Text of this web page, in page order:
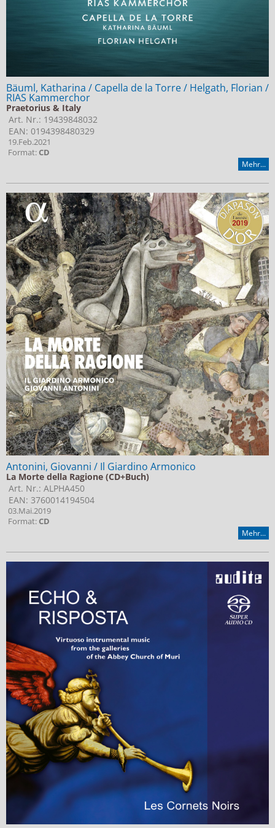
Bäuml, Katharina / Capella de la Torre / Helgath, Florian /
RIAS Kammerchor
Praetorius & Italy
Art. Nr.: 19439848032
EAN: 0194398480329
19.Feb.2021
Format:CD
Mehr...
Antonini, Giovanni / Il Giardino Armonico
La Morte della Ragione (CD+Buch)
Art. Nr.: ALPHA450
EAN: 3760014194504
03.Mai.2019
Format:CD
Mehr...